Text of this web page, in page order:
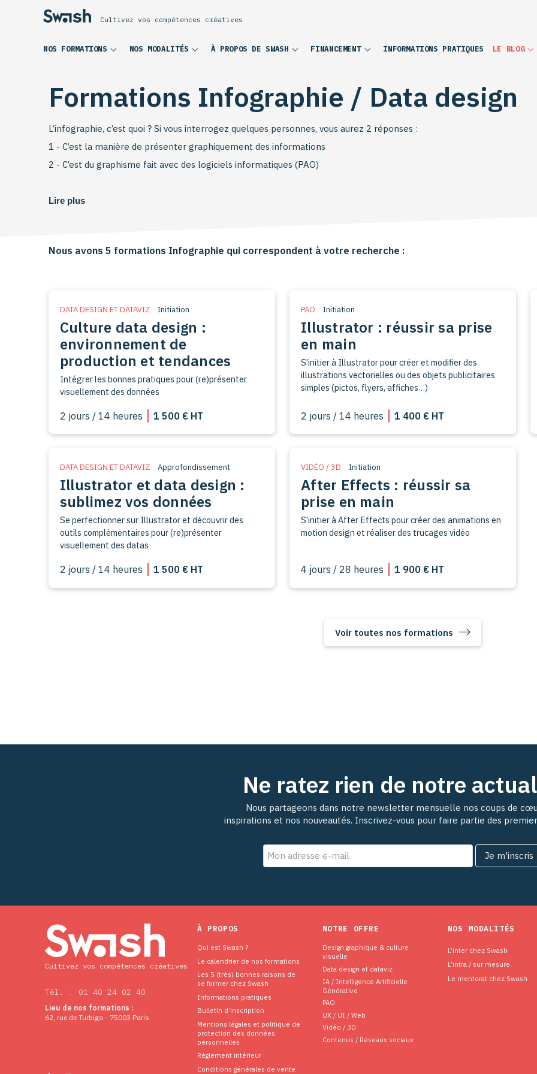
Cultivez vos compétences créatives
NOS FORMATIONS NOS MODALITÉS À PROPOS DE SWASH FINANCEMENT INFORMATIONS PRATIQUES LE BLOG
Formations Infographie / Data design
L’infographie, c’est quoi ? Si vous interrogez quelques personnes, vous aurez 2 réponses :
1 - C’est la manière de présenter graphiquement des informations
2 - C’est du graphisme fait avec des logiciels informatiques (PAO)
Loin de vouloir arbitrer ce débat (même si, clairement, c’est la 1 la bonne réponse 😗), nos formations infographie
Lire plus
Nous avons 5 formations Infographie qui correspondent à votre recherche :
DATA DESIGN ET DATAVIZ Initiation
Culture data design :
environnement de
production et tendances
Intégrer les bonnes pratiques pour (re)présenter
visuellement des données
2 jours / 14 heures 1 500 € HT
PAO Initiation
Illustrator : réussir sa prise
en main
S'initier à Illustrator pour créer et modifier des
illustrations vectorielles ou des objets publicitaires
simples (pictos, flyers, affiches…)
2 jours / 14 heures 1 400 € HT
DATA DESIGN ET DATAVIZ Approfondissement
Illustrator et data design :
sublimez vos données
Se perfectionner sur Illustrator et découvrir des
outils complémentaires pour (re)présenter
visuellement des datas
2 jours / 14 heures 1 500 € HT
VIDÉO / 3D Initiation
After Effects : réussir sa
prise en main
S’initier à After Effects pour créer des animations en
motion design et réaliser des trucages vidéo
4 jours / 28 heures 1 900 € HT
Voir toutes nos formations
Ne ratez rien de notre
Nous partageons dans notre newsletter mensuelle nos coups de
inspirations et nos nouveautés. Inscrivez-vous pour faire partie des
Cultivez vos compétences créatives
Tél. : 01 40 24 02 40
Lieu de nos formations :
62, rue de Turbigo - 75003 Paris
À PROPOS
Qui est Swash ?
Le calendrier de nos formations
Les 5 (très) bonnes raisons de
se former chez Swash
Informations pratiques
Bulletin d’inscription
Mentions légales et politique de
protection des données
personnelles
Règlement intérieur
Conditions générales de vente
NOTRE OFFRE
Design graphique & culture
visuelle
Data design et dataviz
IA / Intelligence Artificielle
Générative
PAO
UX / UI / Web
Vidéo / 3D
Contenus / Réseaux sociaux
NOS MODALITÉS
L’inter chez Swash
L’intra / sur mesure
Le mentorat chez Swash